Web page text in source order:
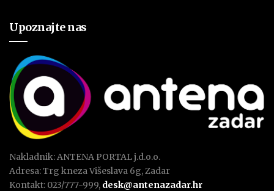
Upoznajte nas
Nakladnik: ANTENA PORTAL j.d.o.o.
Adresa: Trg kneza Višeslava 6g, Zadar
Kontakt: 023/777-999, desk@antenazadar.hr